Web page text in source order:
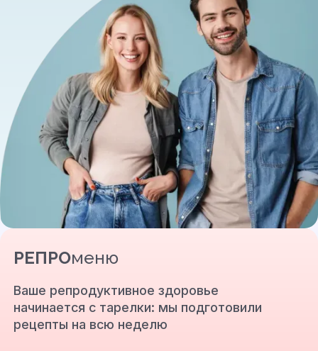
РЕПРОменю
Ваше репродуктивное здоровье
начинается с тарелки: мы подготовили
рецепты на всю неделю